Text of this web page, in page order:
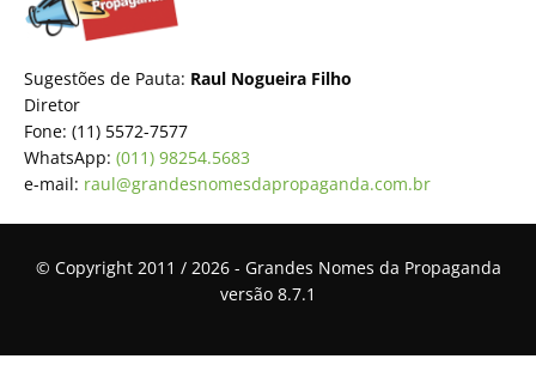
Sugestões de Pauta: Raul Nogueira Filho
Diretor
Fone: (11) 5572-7577
WhatsApp: (011) 98254.5683
e-mail: raul@grandesnomesdapropaganda.com.br
© Copyright 2011 / 2026 - Grandes Nomes da Propaganda
versão 8.7.1